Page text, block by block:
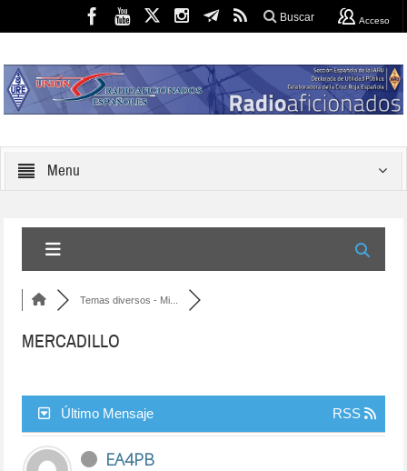
Buscar Acceso
Menu
Temas diversos - Mi...
MERCADILLO
Último Mensaje RSS
EA4PB